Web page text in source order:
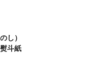
し）
斗紙